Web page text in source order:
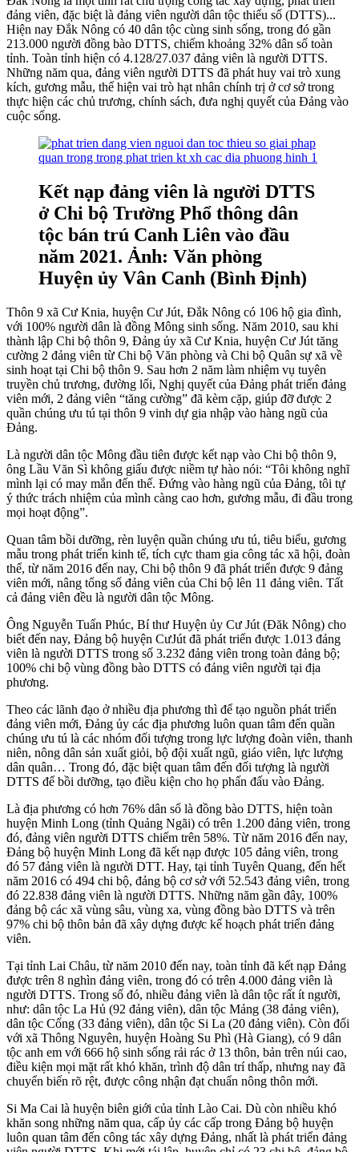
đảng viên, đặc biệt là đảng viên người dân tộc thiểu số (DTTS)...
Hiện nay Đắk Nông có 40 dân tộc cùng sinh sống, trong đó gần
213.000 người đồng bào DTTS, chiếm khoảng 32% dân số toàn
tỉnh. Toàn tỉnh hiện có 4.128/27.037 đảng viên là người DTTS.
Những năm qua, đảng viên người DTTS đã phát huy vai trò xung
kích, gương mẫu, thể hiện vai trò hạt nhân chính trị ở cơ sở trong
thực hiện các chủ trương, chính sách, đưa nghị quyết của Đảng vào
cuộc sống.
Kết nạp đảng viên là người DTTS
ở Chi bộ Trường Phổ thông dân
tộc bán trú Canh Liên vào đầu
năm 2021. Ảnh: Văn phòng
Huyện ủy Vân Canh (Bình Định)
Thôn 9 xã Cư Knia, huyện Cư Jút, Đắk Nông có 106 hộ gia đình,
với 100% người dân là đồng Mông sinh sống. Năm 2010, sau khi
thành lập Chi bộ thôn 9, Đảng ủy xã Cư Knia, huyện Cư Jút tăng
cường 2 đảng viên từ Chi bộ Văn phòng và Chi bộ Quân sự xã về
sinh hoạt tại Chi bộ thôn 9. Sau hơn 2 năm làm nhiệm vụ tuyên
truyền chủ trương, đường lối, Nghị quyết của Đảng phát triển đảng
viên mới, 2 đảng viên “tăng cường” đã kèm cặp, giúp đỡ được 2
quần chúng ưu tú tại thôn 9 vinh dự gia nhập vào hàng ngũ của
Đảng.
Là người dân tộc Mông đầu tiên được kết nạp vào Chi bộ thôn 9,
ông Lầu Văn Sì không giấu được niềm tự hào nói: “Tôi không nghĩ
mình lại có may mắn đến thế. Đứng vào hàng ngũ của Đảng, tôi tự
ý thức trách nhiệm của mình càng cao hơn, gương mẫu, đi đầu trong
mọi hoạt động”.
Quan tâm bồi dưỡng, rèn luyện quần chúng ưu tú, tiêu biểu, gương
mẫu trong phát triển kinh tế, tích cực tham gia công tác xã hội, đoàn
thể, từ năm 2016 đến nay, Chi bộ thôn 9 đã phát triển được 9 đảng
viên mới, nâng tổng số đảng viên của Chi bộ lên 11 đảng viên. Tất
cả đảng viên đều là người dân tộc Mông.
Ông Nguyễn Tuấn Phúc, Bí thư Huyện ủy Cư Jút (Đăk Nông) cho
biết đến nay, Đảng bộ huyện CưJút đã phát triển được 1.013 đảng
viên là người DTTS trong số 3.232 đảng viên trong toàn đảng bộ;
100% chi bộ vùng đồng bào DTTS có đảng viên người tại địa
phương.
Theo các lãnh đạo ở nhiều địa phương thì để tạo nguồn phát triển
đảng viên mới, Đảng ủy các địa phương luôn quan tâm đến quần
chúng ưu tú là các nhóm đối tượng trong lực lượng đoàn viên, thanh
niên, nông dân sản xuất giỏi, bộ đội xuất ngũ, giáo viên, lực lượng
dân quân… Trong đó, đặc biệt quan tâm đến đối tượng là người
DTTS để bồi dưỡng, tạo điều kiện cho họ phấn đấu vào Đảng.
Là địa phương có hơn 76% dân số là đồng bào DTTS, hiện toàn
huyện Minh Long (tỉnh Quảng Ngãi) có trên 1.200 đảng viên, trong
đó, đảng viên người DTTS chiếm trên 58%. Từ năm 2016 đến nay,
Đảng bộ huyện Minh Long đã kết nạp được 105 đảng viên, trong
đó 57 đảng viên là người DTT. Hay, tại tỉnh Tuyên Quang, đến hết
năm 2016 có 494 chi bộ, đảng bộ cơ sở với 52.543 đảng viên, trong
đó 22.838 đảng viên là người DTTS. Những năm gần đây, 100%
đảng bộ các xã vùng sâu, vùng xa, vùng đồng bào DTTS và trên
97% chi bộ thôn bản đã xây dựng được kế hoạch phát triển đảng
viên.
Tại tỉnh Lai Châu, từ năm 2010 đến nay, toàn tỉnh đã kết nạp Đảng
được trên 8 nghìn đảng viên, trong đó có trên 4.000 đảng viên là
người DTTS. Trong số đó, nhiều đảng viên là dân tộc rất ít người,
như: dân tộc La Hủ (92 đảng viên), dân tộc Mảng (38 đảng viên),
dân tộc Cống (33 đảng viên), dân tộc Si La (20 đảng viên). Còn đối
với xã Thông Nguyên, huyện Hoàng Su Phì (Hà Giang), có 9 dân
tộc anh em với 666 hộ sinh sống rải rác ở 13 thôn, bản trên núi cao,
điều kiện mọi mặt rất khó khăn, trình độ dân trí thấp, nhưng nay đã
chuyển biến rõ rệt, được công nhận đạt chuẩn nông thôn mới.
Si Ma Cai là huyện biên giới của tỉnh Lào Cai. Dù còn nhiều khó
khăn song những năm qua, cấp ủy các cấp trong Đảng bộ huyện
luôn quan tâm đến công tác xây dựng Đảng, nhất là phát triển đảng